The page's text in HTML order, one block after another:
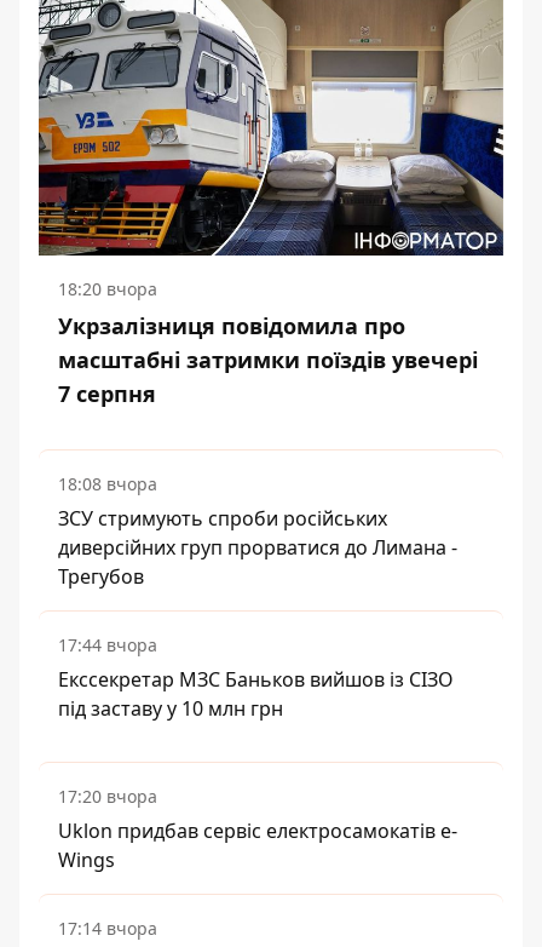
18:20 вчора
Укрзалізниця повідомила про
масштабні затримки поїздів увечері
7 серпня
18:08 вчора
ЗСУ стримують спроби російських
диверсійних груп прорватися до Лимана -
Трегубов
17:44 вчора
Екссекретар МЗС Баньков вийшов із СІЗО
під заставу у 10 млн грн
17:20 вчора
Uklon придбав сервіс електросамокатів e-
Wings
17:14 вчора